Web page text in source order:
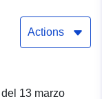
statali
Actions
13 marzo